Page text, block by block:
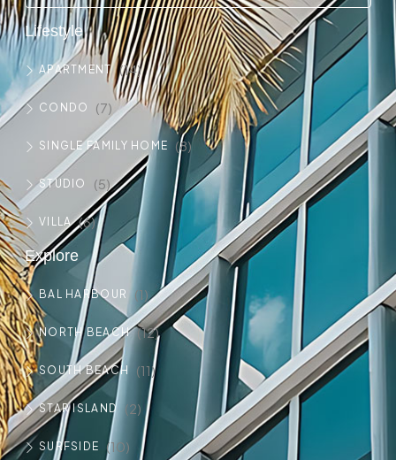
Lifestyle
APARTMENT (14)
CONDO (7)
SINGLE FAMILY HOME (8)
STUDIO (5)
VILLA (6)
Explore
BAL HARBOUR (1)
NORTH BEACH (12)
SOUTH BEACH (11)
STAR ISLAND (2)
SURFSIDE (10)